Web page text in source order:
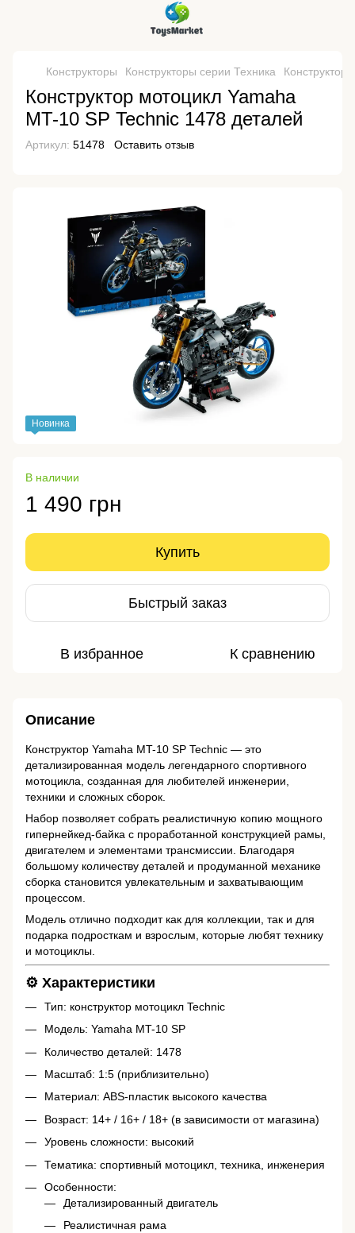
Конструкторы Конструкторы серии Техника Конструктор
Конструктор мотоцикл Yamaha
MT-10 SP Technic 1478 деталей
Артикул: 51478 Оставить отзыв
Новинка
В наличии
1 490 грн
Купить
Быстрый заказ
В избранное К сравнению
Описание
Конструктор Yamaha MT-10 SP Technic — это
детализированная модель легендарного спортивного
мотоцикла, созданная для любителей инженерии,
техники и сложных сборок.
Набор позволяет собрать реалистичную копию мощного
гипернейкед-байка с проработанной конструкцией рамы,
двигателем и элементами трансмиссии. Благодаря
большому количеству деталей и продуманной механике
сборка становится увлекательным и захватывающим
процессом.
Модель отлично подходит как для коллекции, так и для
подарка подросткам и взрослым, которые любят технику
и мотоциклы.
⚙️ Характеристики
Тип: конструктор мотоцикл Technic
Модель: Yamaha MT-10 SP
Количество деталей: 1478
Масштаб: 1:5 (приблизительно)
Материал: ABS-пластик высокого качества
Возраст: 14+ / 16+ / 18+ (в зависимости от магазина)
Уровень сложности: высокий
Тематика: спортивный мотоцикл, техника, инженерия
Особенности:
Детализированный двигатель
Реалистичная рама